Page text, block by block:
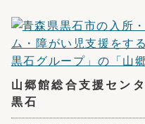
山郷館総合支援セン
黒石